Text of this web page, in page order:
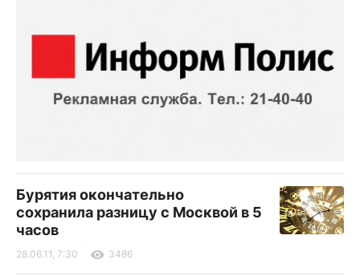
Бурятия окончательно
сохранила разницу с Москвой в 5
часов
28.06.11, 7:30 3486